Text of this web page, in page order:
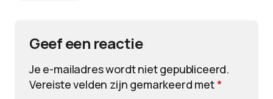
Geef een reactie
Je e-mailadres wordt niet gepubliceerd.
Vereiste velden zijn gemarkeerd met*